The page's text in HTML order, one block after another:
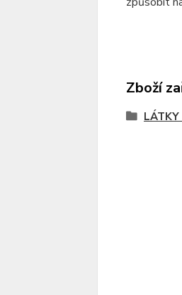
Zboží
LÁTKY